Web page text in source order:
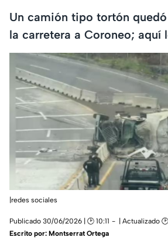
Un camión tipo tortón
la carretera a Coroneo; aquí
|redes sociales
Publicado 30/06/2026 | 🕑 10:11 | Actualizado
Escrito por: Montserrat Ortega